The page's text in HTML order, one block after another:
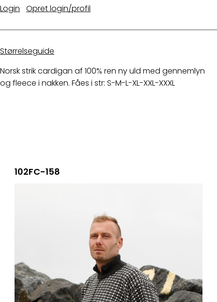
Login Opret login/profil
Størrelseguide
Norsk strik cardigan af 100% ren ny uld med gennemlyn
og fleece i nakken. Fåes i str: S-M-L-XL-XXL-XXXL
102FC-158